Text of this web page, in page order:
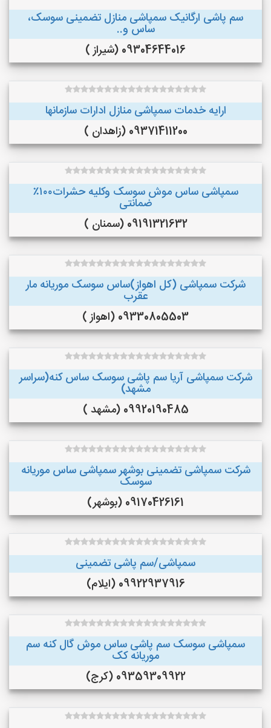
سم پاشی ارگانیک سمپاشی منازل تضمینی سوسک،
ساس و..
09304644016 (شیراز )
ارایه خدمات سمپاشی منازل ادارات سازمانها
09371411200 (زاهدان )
سمپاشی ساس موش سوسک وکلیه حشرات۱۰۰٪
ضمانتی
09191321632 (سمنان )
شرکت سمپاشی (کل اهواز)ساس سوسک موریانه مار
عقرب
09330805503 (اهواز )
شرکت سمپاشی آریا سم پاشی سوسک ساس کنه(سراسر
مشهد)
09920190485 (مشهد )
شرکت سمپاشی تضمینی بوشهر سمپاشی ساس موریانه
سوسک
09170426161 (بوشهر)
سمپاشی/سم پاشی تضمینی
09922937916 (ایلام)
سمپاشی سوسک سم پاشی ساس موش گال کنه سم
موریانه کک
09359309922 (کرج)